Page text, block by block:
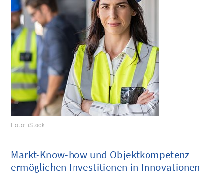
Foto: iStock
Markt-Know-how und Objektkompetenz
ermöglichen Investitionen in Innovationen